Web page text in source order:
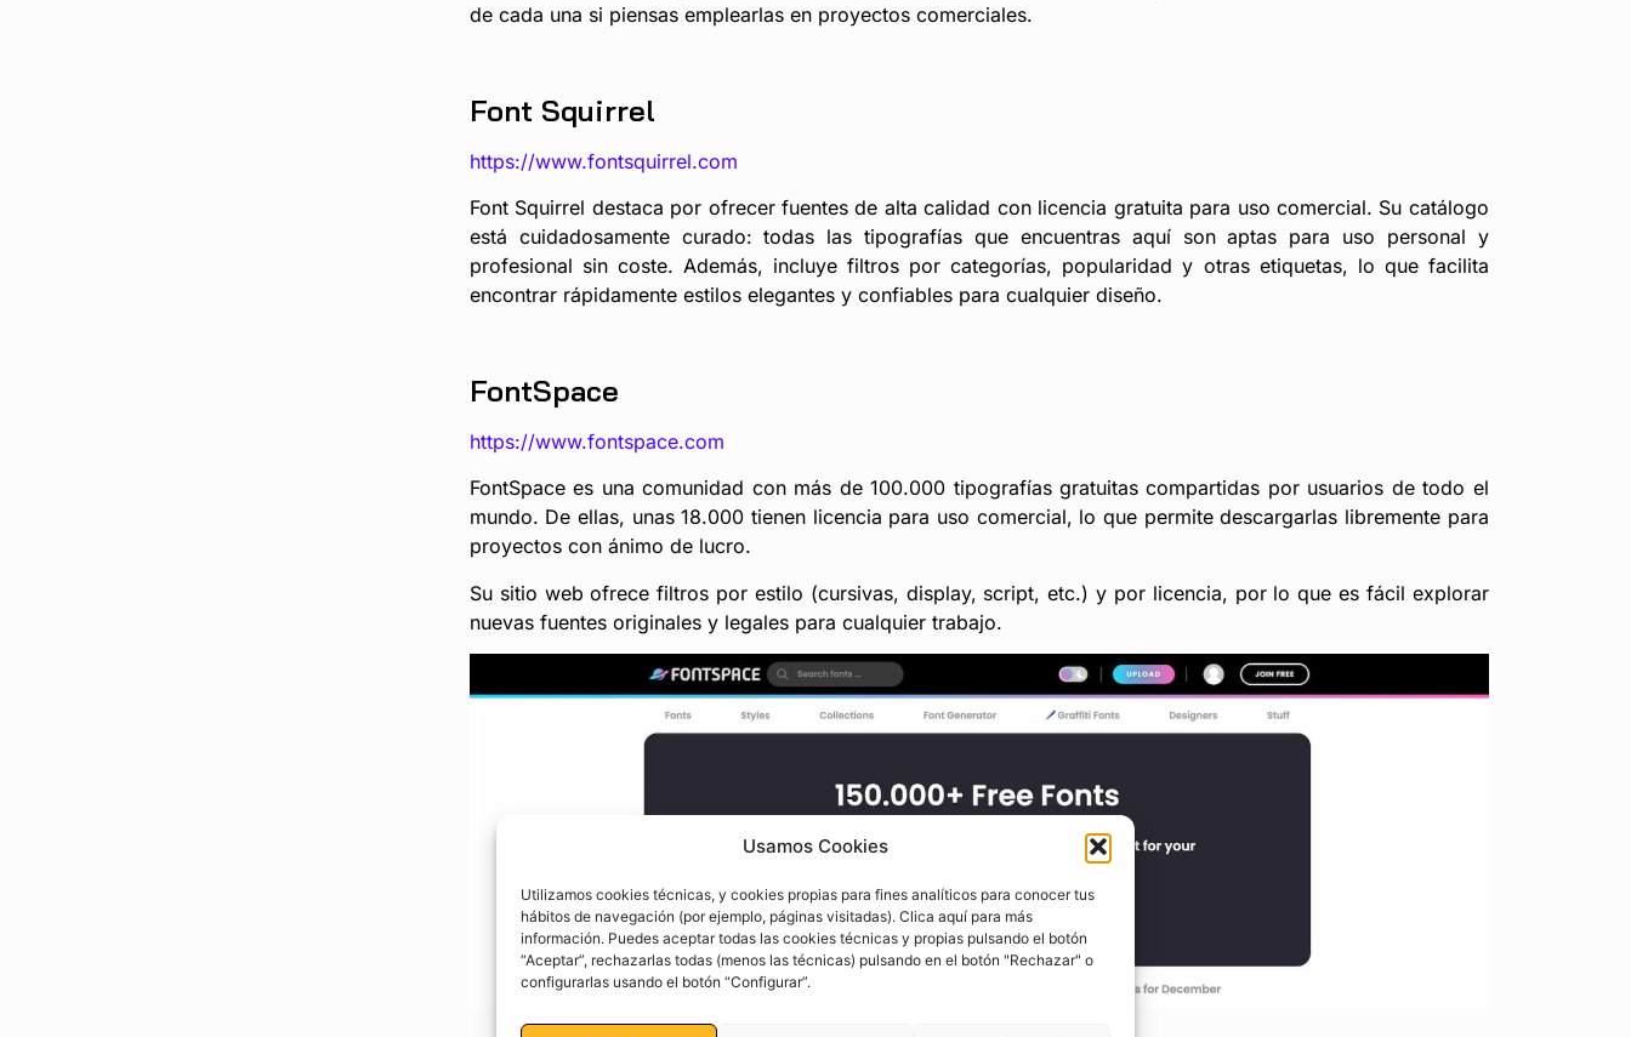
Usamos Cookies
Utilizamos cookies técnicas, y cookies propias para fines analíticos para conocer tus
hábitos de navegación (por ejemplo, páginas visitadas). Clica aquí para más
información. Puedes aceptar todas las cookies técnicas y propias pulsando el botón
“Aceptar”, rechazarlas todas (menos las técnicas) pulsando en el botón "Rechazar" o
configurarlas usando el botón “Configurar”.
de cada una si piensas emplearlas en proyectos comerciales.
Font Squirrel
https://www.fontsquirrel.com
Font Squirrel destaca por ofrecer fuentes de alta calidad con licencia gratuita para uso comercial. Su catálogo
está cuidadosamente curado: todas las tipografías que encuentras aquí son aptas para uso personal y
profesional sin coste. Además, incluye filtros por categorías, popularidad y otras etiquetas, lo que facilita
encontrar rápidamente estilos elegantes y confiables para cualquier diseño.
FontSpace
https://www.fontspace.com
FontSpace es una comunidad con más de 100.000 tipografías gratuitas compartidas por usuarios de todo el
mundo. De ellas, unas 18.000 tienen licencia para uso comercial, lo que permite descargarlas libremente para
proyectos con ánimo de lucro.
Su sitio web ofrece filtros por estilo (cursivas, display, script, etc.) y por licencia, por lo que es fácil explorar
nuevas fuentes originales y legales para cualquier trabajo.